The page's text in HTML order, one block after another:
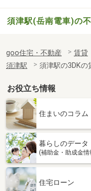
須津駅(岳南電車)の
goo住宅・不動産 賃貸
須津駅
須津駅の3DKの
お役立ち情報
住まいのコラム
暮らしのデータ
(補助金・助成金情
住宅ローン